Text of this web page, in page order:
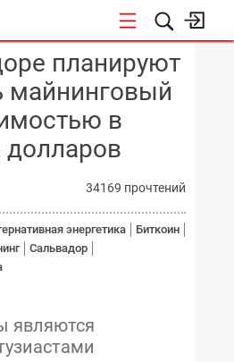
КОНФЕРЕНЦИИ
планируют
майнинговый
в
34169 прочтений
энергетика
Биткоин
Сальвадор
являются